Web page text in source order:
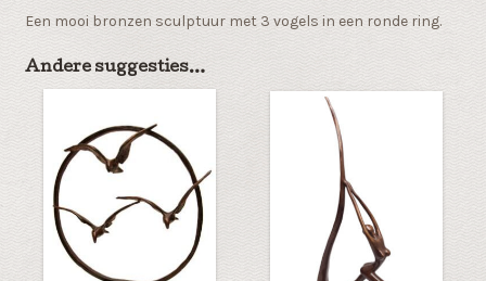
Een mooi bronzen sculptuur met 3 vogels in een ronde ring.
Andere suggesties…